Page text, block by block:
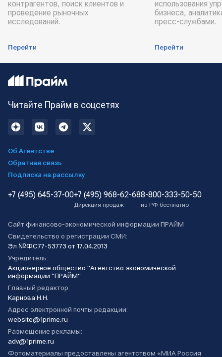
контрагентов, поиск клиентов и
проведение рыночных
исследований.
Перейти
использования
бизнеса,
пресс-службами.
Перейти
Читайте Прайм в соцсетях
Об Агентстве
Обратная связь
Подписка на рассылку
+7 (495) 645-37-00+7 (495) 968-62-68
Дирекция продаж
8-800-333-50-50
из РФ бесплатно
Сайт финансово-экономической информации ПРАЙМ
Свидетельство о регистрации СМИ:
Эл №ФС77-53773 от 17.04.2013
Учредитель:
Акционерное общество "Агентство экономической
информации "ПРАЙМ"
Главный редактор:
Карнова Н.Н.
Адрес электронной почты редакции:
website@1prime.ru
Размещение рекламы:
adv@1prime.ru
Фотоматериалы предоставлены агентством «МИА Россия